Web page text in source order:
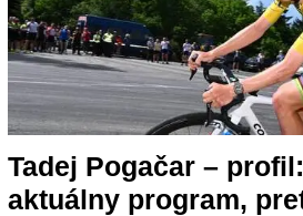
Tadej Pogačar –
aktuálny program,